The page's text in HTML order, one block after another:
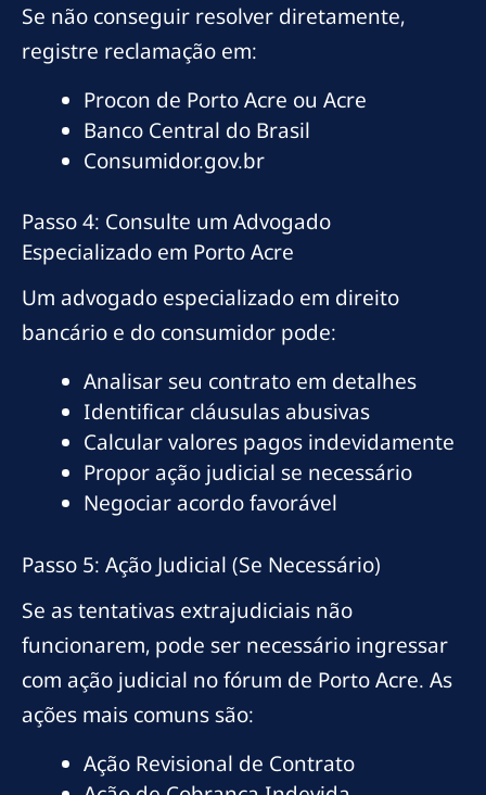
Se não conseguir resolver diretamente,
registre reclamação em:
Procon de Porto Acre ou Acre
Banco Central do Brasil
Consumidor.gov.br
Passo 4: Consulte um Advogado
Especializado em Porto Acre
Um advogado especializado em direito
bancário e do consumidor pode:
Analisar seu contrato em detalhes
Identificar cláusulas abusivas
Calcular valores pagos indevidamente
Propor ação judicial se necessário
Negociar acordo favorável
Passo 5: Ação Judicial (Se Necessário)
Se as tentativas extrajudiciais não
funcionarem, pode ser necessário ingressar
com ação judicial no fórum de Porto Acre. As
ações mais comuns são:
Ação Revisional de Contrato